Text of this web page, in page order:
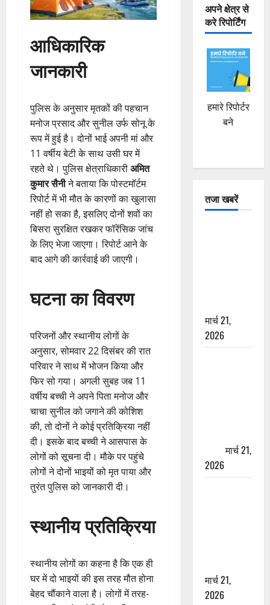
आधिकारिक
जानकारी
पुलिस के अनुसार मृतकों की पहचान
मनोज प्रसाद और सुनील उर्फ सोनू के
रूप में हुई है। दोनों भाई अपनी मां और
11 वर्षीय बेटी के साथ उसी घर में
रहते थे। पुलिस क्षेत्राधिकारीअमित
कुमार सैनीने बताया कि पोस्टमॉर्टम
रिपोर्ट में भी मौत के कारणों का खुलासा
नहीं हो सका है, इसलिए दोनों शवों का
बिसरा सुरक्षित रखकर फॉरेंसिक जांच
के लिए भेजा जाएगा। रिपोर्ट आने के
बाद आगे की कार्रवाई की जाएगी।
घटना का विवरण
परिजनों और स्थानीय लोगों के
अनुसार, सोमवार 22 दिसंबर की रात
परिवार ने साथ में भोजन किया और
फिर सो गया। अगली सुबह जब 11
वर्षीय बच्ची ने अपने पिता मनोज और
चाचा सुनील को जगाने की कोशिश
की, तो दोनों ने कोई प्रतिक्रिया नहीं
दी। इसके बाद बच्ची ने आसपास के
लोगों को सूचना दी। मौके पर पहुंचे
लोगों ने दोनों भाइयों को मृत पाया और
तुरंत पुलिस को जानकारी दी।
स्थानीय प्रतिक्रिया
स्थानीय लोगों का कहना है कि एक ही
घर में दो भाइयों की इस तरह मौत होना
बेहद चौंकाने वाला है। लोगों में तरह-
अपने क्षेत्र से
करे रिपोर्टिंग
हमारे रिपोर्टर
बने
तजा खबरें
मार्च 21,
2026
मार्च 21,
2026
मार्च 21,
2026